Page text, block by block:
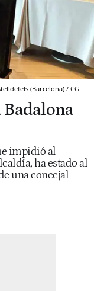
(Barcelona) / CG
Badalona
impidió al
ha estado al
una concejal